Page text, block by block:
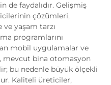
de faydalıdır. Gelişmiş
çözümleri,
ve yaşam tarzı
programlarını
mobil uygulamalar ve
mevcut bina otomasyon
bu nedenle büyük ölçekli
Kaliteli üreticiler,